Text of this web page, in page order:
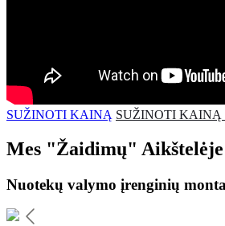
SUŽINOTI KAINĄ SUŽINOTI KAINĄ
Mes "Žaidimų" Aikštelėje
Nuotekų valymo įrenginių